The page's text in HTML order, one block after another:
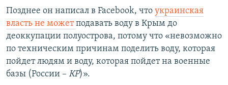
Позднее он написал в Facebook, что украинская
власть не можетподавать воду в Крым до
деоккупации полуострова, потому что «невозможно
по техническим причинам поделить воду, которая
пойдет людям и воду, которая пойдет на военные
базы (России – КР)».